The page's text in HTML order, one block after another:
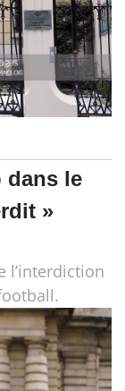
dans le
»
l’interdiction